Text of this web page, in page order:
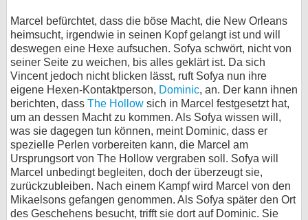
Marcel befürchtet, dass die böse Macht, die New Orleans
heimsucht, irgendwie in seinen Kopf gelangt ist und will
deswegen eine Hexe aufsuchen. Sofya schwört, nicht von
seiner Seite zu weichen, bis alles geklärt ist. Da sich
Vincent jedoch nicht blicken lässt, ruft Sofya nun ihre
eigene Hexen-Kontaktperson, Dominic, an. Der kann ihnen
berichten, dass The Hollow sich in Marcel festgesetzt hat,
um an dessen Macht zu kommen. Als Sofya wissen will,
was sie dagegen tun können, meint Dominic, dass er
spezielle Perlen vorbereiten kann, die Marcel am
Ursprungsort von The Hollow vergraben soll. Sofya will
Marcel unbedingt begleiten, doch der überzeugt sie,
zurückzubleiben. Nach einem Kampf wird Marcel von den
Mikaelsons gefangen genommen. Als Sofya später den Ort
des Geschehens besucht, trifft sie dort auf Dominic. Sie